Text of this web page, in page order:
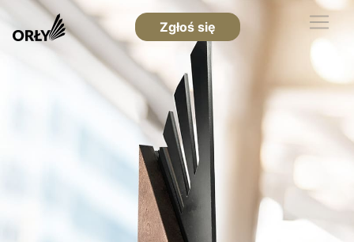
Zgłoś się